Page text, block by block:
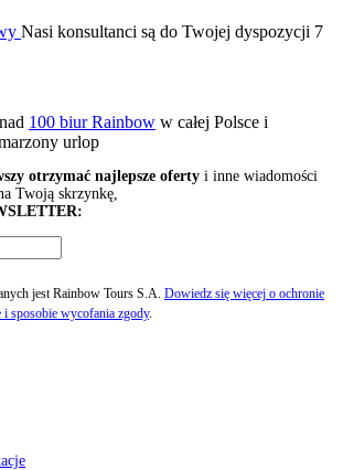
Nasi konsultanci są do Twojej dyspozycji 7
100 biur Rainbow w całej Polsce i
urlop
otrzymać najlepsze oferty i inne wiadomości
Twoją skrzynkę,
jest Rainbow Tours S.A. Dowiedz się więcej o ochronie
sposobie wycofania zgody.